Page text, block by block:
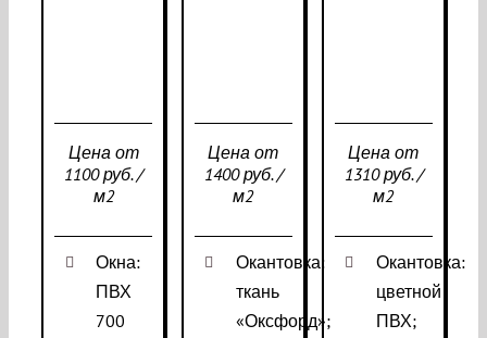
Цена от
1100 руб. /
м2
Окна:
ПВХ
700
Цена от
1400 руб. /
м2
Окантовка:
ткань
«Оксфорд»;
Цена от
1310 руб. /
м2
Окантовка:
цветной
ПВХ;